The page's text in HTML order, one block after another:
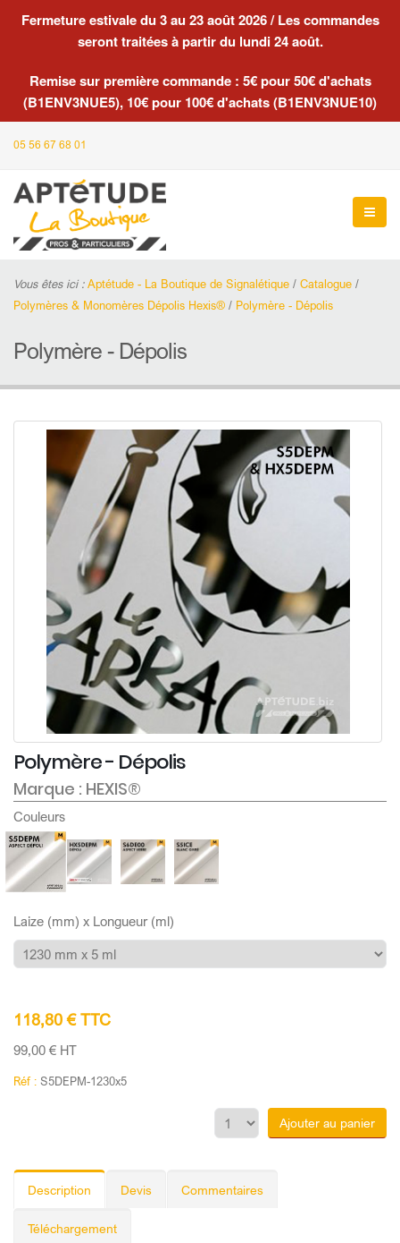
Fermeture estivale du 3 au 23 août 2026 / Les commandes
seront traitées à partir du lundi 24 août.
Remise sur première commande : 5€ pour 50€ d'achats
(B1ENV3NUE5), 10€ pour 100€ d'achats (B1ENV3NUE10)
05 56 67 68 01
Vous êtes ici :Aptétude - La Boutique de Signalétique / Catalogue /
Polymères & Monomères Dépolis Hexis® / Polymère - Dépolis
Polymère - Dépolis
Polymère - Dépolis
Marque : HEXIS®
Couleurs
Laize (mm) x Longueur (ml)
118,80 € TTC
99,00 € HT
Réf : S5DEPM-1230x5
Ajouter au panier
Description Devis Commentaires
Téléchargement